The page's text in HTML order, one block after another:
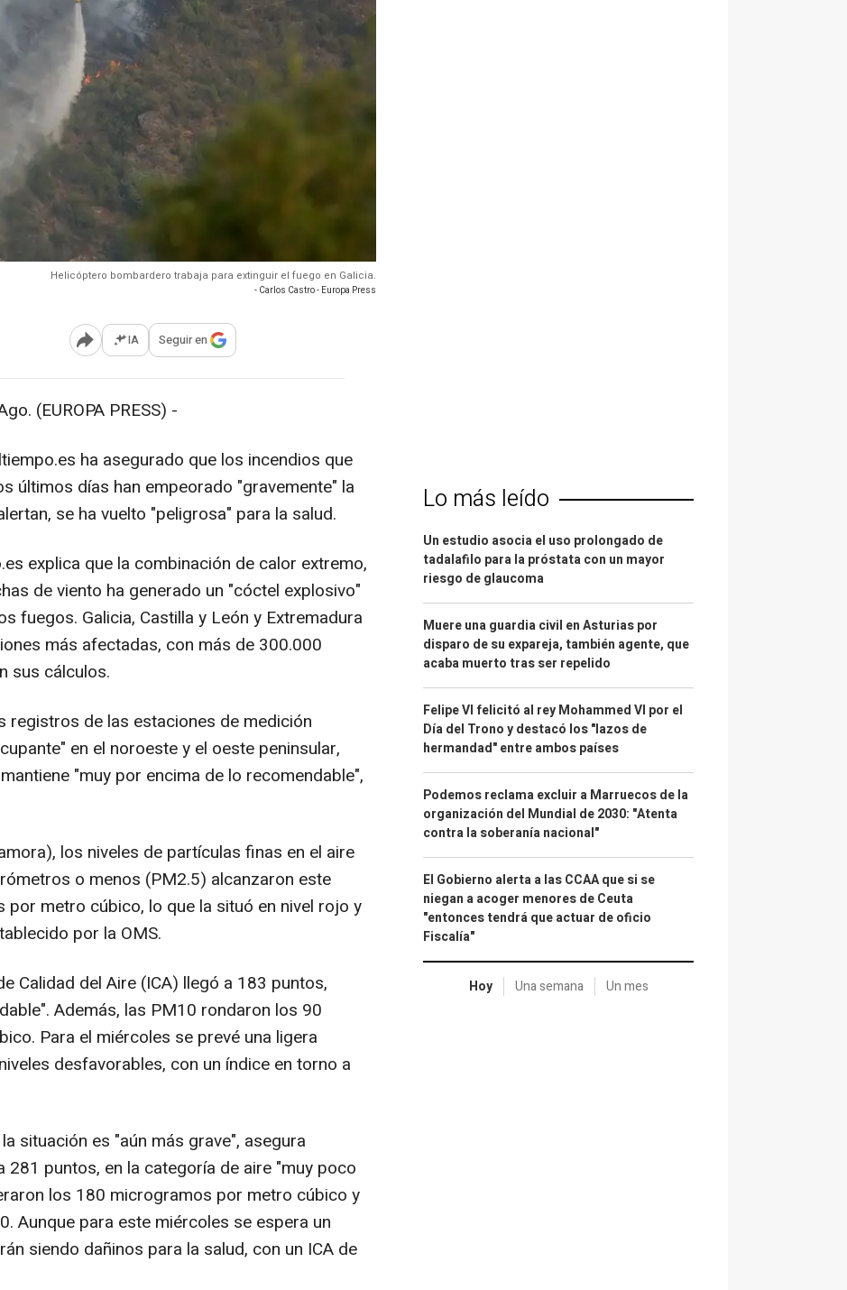
Helicóptero bombardero trabaja para extinguir el fuego en Galicia.
- Carlos Castro - Europa Press
Abrir opciones para compartir
IA Seguir en
(EUROPA PRESS) -
ha asegurado que los incendios que
últimos días han empeorado "gravemente" la
se ha vuelto "peligrosa" para la salud.
explica que la combinación de calor extremo,
de viento ha generado un "cóctel explosivo"
fuegos. Galicia, Castilla y León y Extremadura
más afectadas, con más de 300.000
sus cálculos.
registros de las estaciones de medición
en el noroeste y el oeste peninsular,
"muy por encima de lo recomendable",
los niveles de partículas finas en el aire
o menos (PM2.5) alcanzaron este
metro cúbico, lo que la situó en nivel rojo y
por la OMS.
Calidad del Aire (ICA) llegó a 183 puntos,
Además, las PM10 rondaron los 90
Para el miércoles se prevé una ligera
desfavorables, con un índice en torno a
situación es "aún más grave", asegura
281 puntos, en la categoría de aire "muy poco
los 180 microgramos por metro cúbico y
Aunque para este miércoles se espera un
siendo dañinos para la salud, con un ICA de
Lo más leído
Un estudio asocia el uso prolongado de
tadalafilo para la próstata con un mayor
riesgo de glaucoma
Muere una guardia civil en Asturias por
disparo de su expareja, también agente, que
acaba muerto tras ser repelido
Felipe VI felicitó al rey Mohammed VI por el
Día del Trono y destacó los "lazos de
hermandad" entre ambos países
Podemos reclama excluir a Marruecos de la
organización del Mundial de 2030: "Atenta
contra la soberanía nacional"
El Gobierno alerta a las CCAA que si se
niegan a acoger menores de Ceuta
"entonces tendrá que actuar de oficio
Fiscalía"
Hoy Una semana Un mes